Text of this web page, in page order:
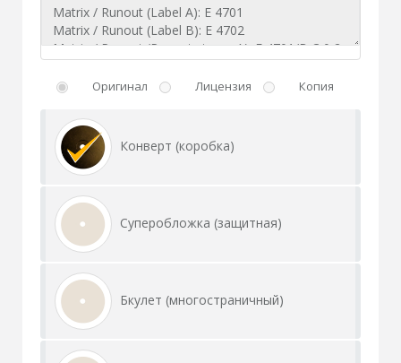
Оригинал Лицензия Копия
Конверт (коробка)
Суперобложка (защитная)
Бкулет (многостраничный)